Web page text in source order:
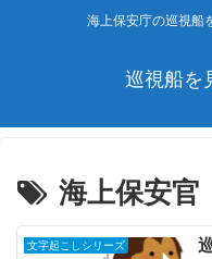
海上保安庁の巡視船
巡視船を
海上保安官
文字起こしシリーズ